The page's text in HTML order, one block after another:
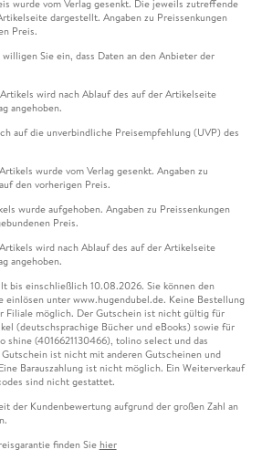
wurde vom Verlag gesenkt. Die jeweils zutreffende
dargestellt. Angaben zu Preissenkungen
Preis.
Sie ein, dass Daten an den Anbieter der
wird nach Ablauf des auf der Artikelseite
angehoben.
auf die unverbindliche Preisempfehlung (UVP) des
wurde vom Verlag gesenkt. Angaben zu
den vorherigen Preis.
wurde aufgehoben. Angaben zu Preissenkungen
Preis.
wird nach Ablauf des auf der Artikelseite
angehoben.
bis einschließlich 10.08.2026. Sie können den
unter www.hugendubel.de. Keine Bestellung
Filiale möglich. Der Gutschein ist nicht gültig für
(deutschsprachige Bücher und eBooks) sowie für
shine (4016621130466), tolino select und das
ist nicht mit anderen Gutscheinen und
Barauszahlung ist nicht möglich. Ein Weiterverkauf
sind nicht gestattet.
der Kundenbewertung aufgrund der großen Zahl an
finden Sie hier